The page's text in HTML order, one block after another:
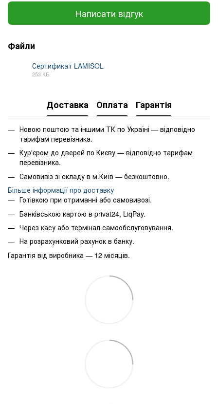
Написати відгук
Файли
Сертификат LAMISOL
253 КБ
Доставка Оплата Гарантія
Новою поштою та іншими ТК по Україні — відповідно
тарифам перевізника.
Кур'єром до дверей по Києву — відповідно тарифам
перевізника.
Самовивіз зі складу в м.Київ — безкоштовно.
Більше інформації про доставку
Готівкою при отриманні або самовивозі.
Банківською картою в privat24, LiqPay.
Через касу або термінал самообслуговування.
На розрахунковий рахунок в банку.
Гарантія від виробника — 12 місяців.